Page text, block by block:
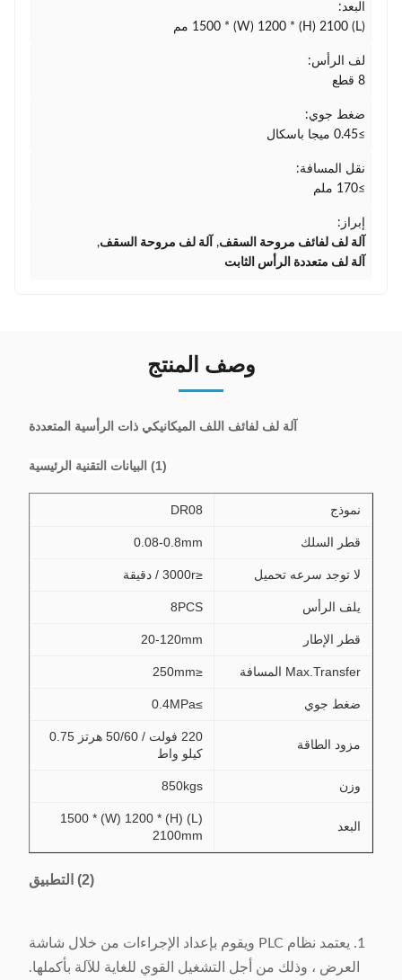
البعد:
(L) 1500 * (W) 1200 * (H) 2100 مم
لف الرأس:
8 قطع
ضغط جوي:
≥0.45 ميجا باسكال
نقل المسافة:
≥170 ملم
إبراز:
آلة لف لفائف مروحة السقف, آلة لف مروحة السقف,
آلة لف متعددة الرأس الثابت
وصف المنتج
آلة لف لفائف اللف الميكانيكي ذات الرأسية المتعددة
(1) البيانات التقنية الرئيسية
نموذج DR08
قطر السلك 0.08-0.8mm
لا توجد سرعه تحميل ≤3000r / دقيقة
يلف الرأس 8PCS
قطر الإطار 20-120mm
Max.Transfer المسافة ≤250mm
ضغط جوي ≥0.4MPa
مزود الطاقة
220 فولت / 50/60 هرتز 0.75
كيلو واط
وزن 850kgs
البعد
(L) 1500 * (W) 1200 * (H)
2100mm
(2) التطبيق
1. يعتمد نظام PLC ويقوم بإعداد الإجراءات من خلال شاشة
العرض ، وذلك من أجل التشغيل القوي للغاية للآلة بأكملها.